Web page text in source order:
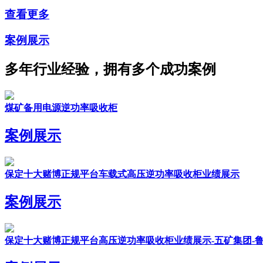
查看更多
案例展示
多年行业经验，拥有多个成功案例
煤矿备用电源逆功率吸收柜
案例展示
保定十大赌博正规平台车载式高压逆功率吸收柜业绩展示
案例展示
保定十大赌博正规平台高压逆功率吸收柜业绩展示-五矿集团-